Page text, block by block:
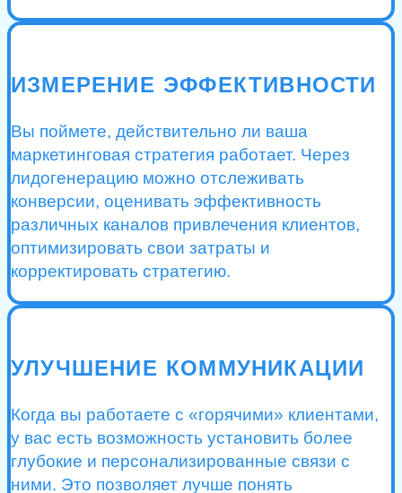
ИЗМЕРЕНИЕ ЭФФЕКТИВНОСТИ
Вы поймете, действительно ли ваша
маркетинговая стратегия работает. Через
лидогенерацию можно отслеживать
конверсии, оценивать эффективность
различных каналов привлечения клиентов,
оптимизировать свои затраты и
корректировать стратегию.
УЛУЧШЕНИЕ КОММУНИКАЦИИ
Когда вы работаете с «горячими» клиентами,
у вас есть возможность установить более
глубокие и персонализированные связи с
ними. Это позволяет лучше понять